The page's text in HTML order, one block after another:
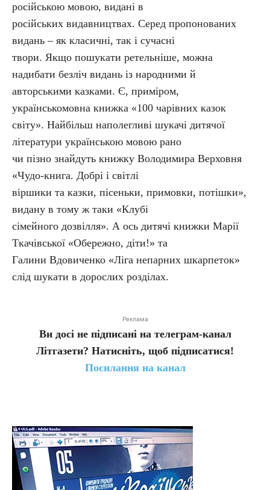
російською мовою, видані в
російських видавництвах. Серед пропонованих
видань – як класичні, так і сучасні
твори. Якщо пошукати ретельніше, можна
надибати безліч видань із народними й
авторськими казками. Є, приміром,
українськомовна книжка «100 чарівних казок
світу». Найбільш наполегливі шукачі дитячої
літератури українською мовою рано
чи пізно знайдуть книжку Володимира Верховня
«Чудо-книга. Добрі і світлі
віршики та казки, пісеньки, примовки, потішки»,
видану в тому ж таки «Клубі
сімейного дозвілля». А ось дитячі книжки Марії
Ткачівської «Обережно, діти!» та
Галини Вдовиченко «Ліга непарних шкарпеток»
слід шукати в дорослих розділах.
Реклама
Ви досі не підписані на телеграм-канал
Літгазети? Натисніть, щоб підписатися!
Посилання на канал